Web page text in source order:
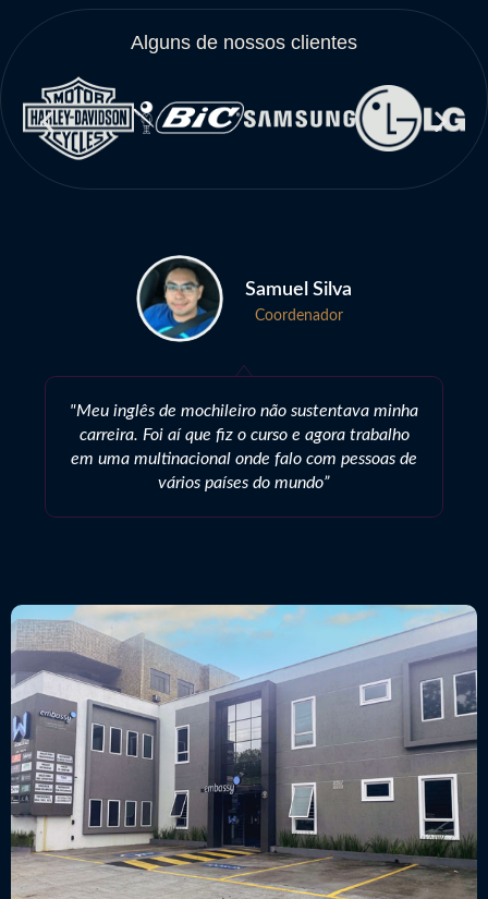
Alguns de nossos clientes
"Meu inglês de mochileiro não sustentava minha
carreira. Foi aí que fiz o curso e agora trabalho
em uma multinacional onde falo com pessoas de
vários países do mundo”
Samuel Silva
Coordenador